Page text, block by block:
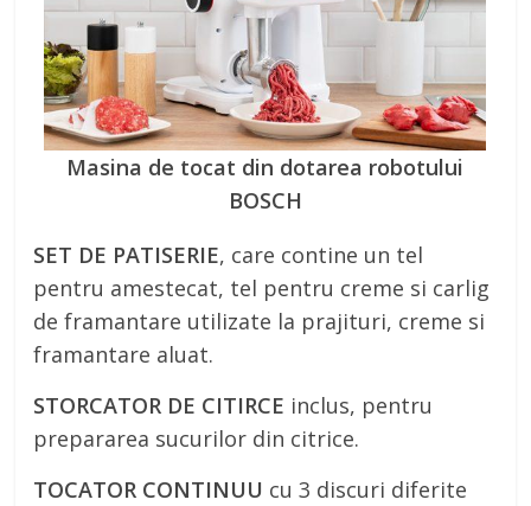
Masina de tocat din dotarea robotului
BOSCH
SET DE PATISERIE, care contine un tel
pentru amestecat, tel pentru creme si carlig
de framantare utilizate la prajituri, creme si
framantare aluat.
STORCATOR DE CITIRCE inclus, pentru
prepararea sucurilor din citrice.
TOCATOR CONTINUU cu 3 discuri diferite